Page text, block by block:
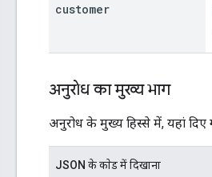
customer
अनुरोध का मुख्य भाग
अनुरोध के मुख्य हिस्से में, यहां दिए
JSON के काेड में दिखाना